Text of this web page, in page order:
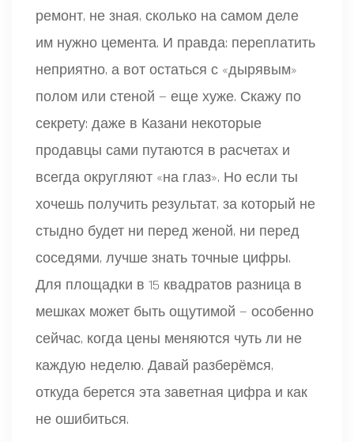
ремонт, не зная, сколько на самом деле
им нужно цемента. И правда: переплатить
неприятно, а вот остаться с «дырявым»
полом или стеной — еще хуже. Скажу по
секрету: даже в Казани некоторые
продавцы сами путаются в расчетах и
всегда округляют «на глаз». Но если ты
хочешь получить результат, за который не
стыдно будет ни перед женой, ни перед
соседями, лучше знать точные цифры.
Для площадки в 15 квадратов разница в
мешках может быть ощутимой — особенно
сейчас, когда цены меняются чуть ли не
каждую неделю. Давай разберёмся,
откуда берется эта заветная цифра и как
не ошибиться.